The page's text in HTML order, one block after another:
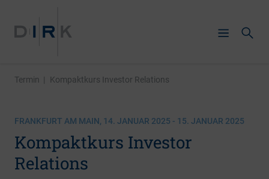
Termin | Kompaktkurs Investor Relations
FRANKFURT AM MAIN, 14. JANUAR 2025 - 15. JANUAR 2025
Kompaktkurs Investor
Relations